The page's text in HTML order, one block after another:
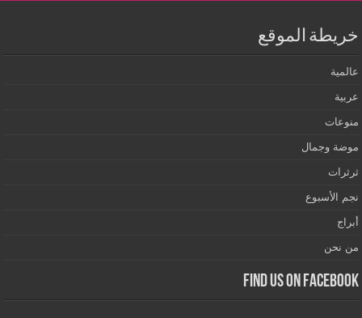
خريطة الموقع
عالمية
عربية
منوعات
موضة وجمال
ثرثرات
نجم الأسبوع
أبراج
من نحن
Find us on Facebook